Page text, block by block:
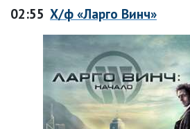
02:55 Х/ф «Ларго Винч»